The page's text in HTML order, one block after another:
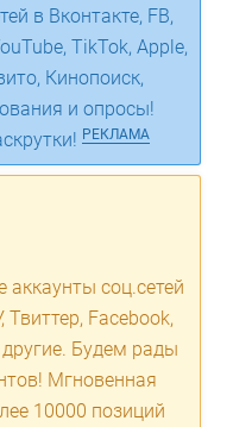
в Вконтакте, FB,
TikTok, Apple,
Кинопоиск,
и опросы!
РЕКЛАМА
соц.сетей
Твиттер, Facebook,
Будем рады
Мгновенная
10000 позиций